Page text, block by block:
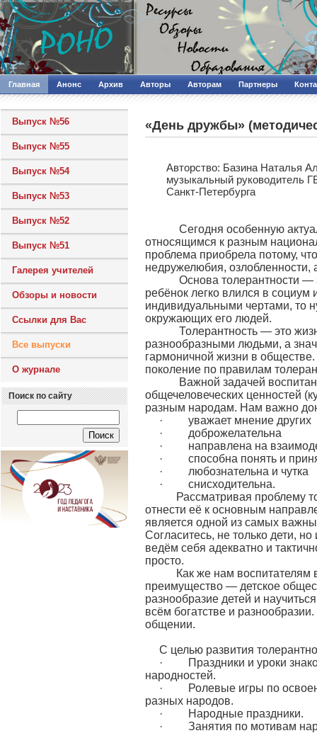
Главная Анонс Архив Авторы Авторам Партнеры
Выпуск №56
Выпуск №55
Выпуск №54
Выпуск №53
Выпуск №52
Выпуск №51
Галерея учителей
Обзоры и новости
Ссылки для Вас
Все выпуски
О журнале
Поиск по сайту
«День дружбы»
Авторcтво: Базина Наталья
музыкальный руководитель
Санкт-Петербурга
Сегодня особенную
относящимся к разным
проблема приобрела потому,
недружелюбия, озлобленности,
Основа толерантности —
ребёнок легко влился в
индивидуальными чертами, то
окружающих его людей.
Толерантность — это
разнообразными людьми, а
гармоничной жизни в
поколение по правилам
Важной задачей
общечеловеческих ценностей
разным народам. Нам важно
· уважает мнение других
· доброжелательна
· направлена на
· способна понять и
· любознательна и чутка
· снисходительна.
Рассматривая проблему
отнести её к основным
является одной из самых
Согласитесь, не только дети,
ведём себя адекватно и
просто.
Как же нам воспитателям
преимущество — детское
разнообразие детей и
всём богатстве и
общении.
С целью развития
· Праздники и уроки
народностей.
· Ролевые игры по
разных народов.
· Народные праздники.
· Занятия по мотивам